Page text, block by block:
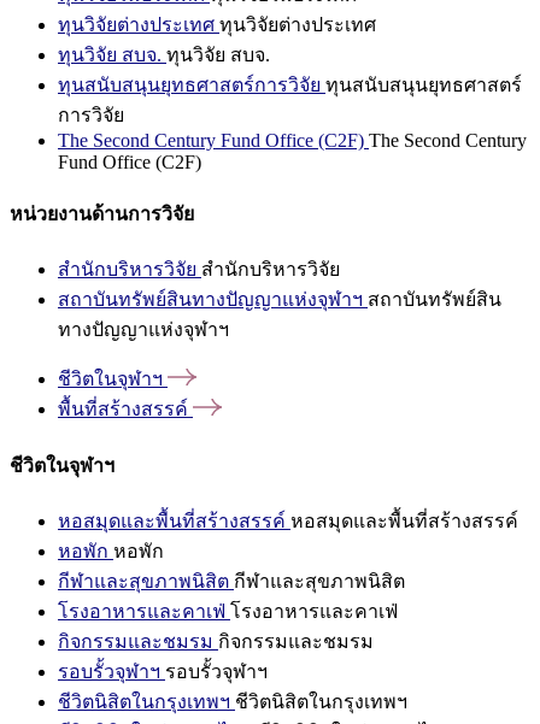
ทุนวิจัยต่างประเทศ ทุนวิจัยต่างประเทศ
ทุนวิจัย สบจ. ทุนวิจัย สบจ.
ทุนสนับสนุนยุทธศาสตร์การวิจัย ทุนสนับสนุนยุทธศาสตร์
การวิจัย
The Second Century Fund Office (C2F) The Second Century
Fund Office (C2F)
หน่วยงานด้านการวิจัย
สำนักบริหารวิจัย สำนักบริหารวิจัย
สถาบันทรัพย์สินทางปัญญาแห่งจุฬาฯ สถาบันทรัพย์สิน
ทางปัญญาแห่งจุฬาฯ
ชีวิตในจุฬาฯ
พื้นที่สร้างสรรค์
ชีวิตในจุฬาฯ
หอสมุดและพื้นที่สร้างสรรค์ หอสมุดและพื้นที่สร้างสรรค์
หอพัก หอพัก
กีฬาและสุขภาพนิสิต กีฬาและสุขภาพนิสิต
โรงอาหารและคาเฟ่ โรงอาหารและคาเฟ่
กิจกรรมและชมรม กิจกรรมและชมรม
รอบรั้วจุฬาฯ รอบรั้วจุฬาฯ
ชีวิตนิสิตในกรุงเทพฯ ชีวิตนิสิตในกรุงเทพฯ